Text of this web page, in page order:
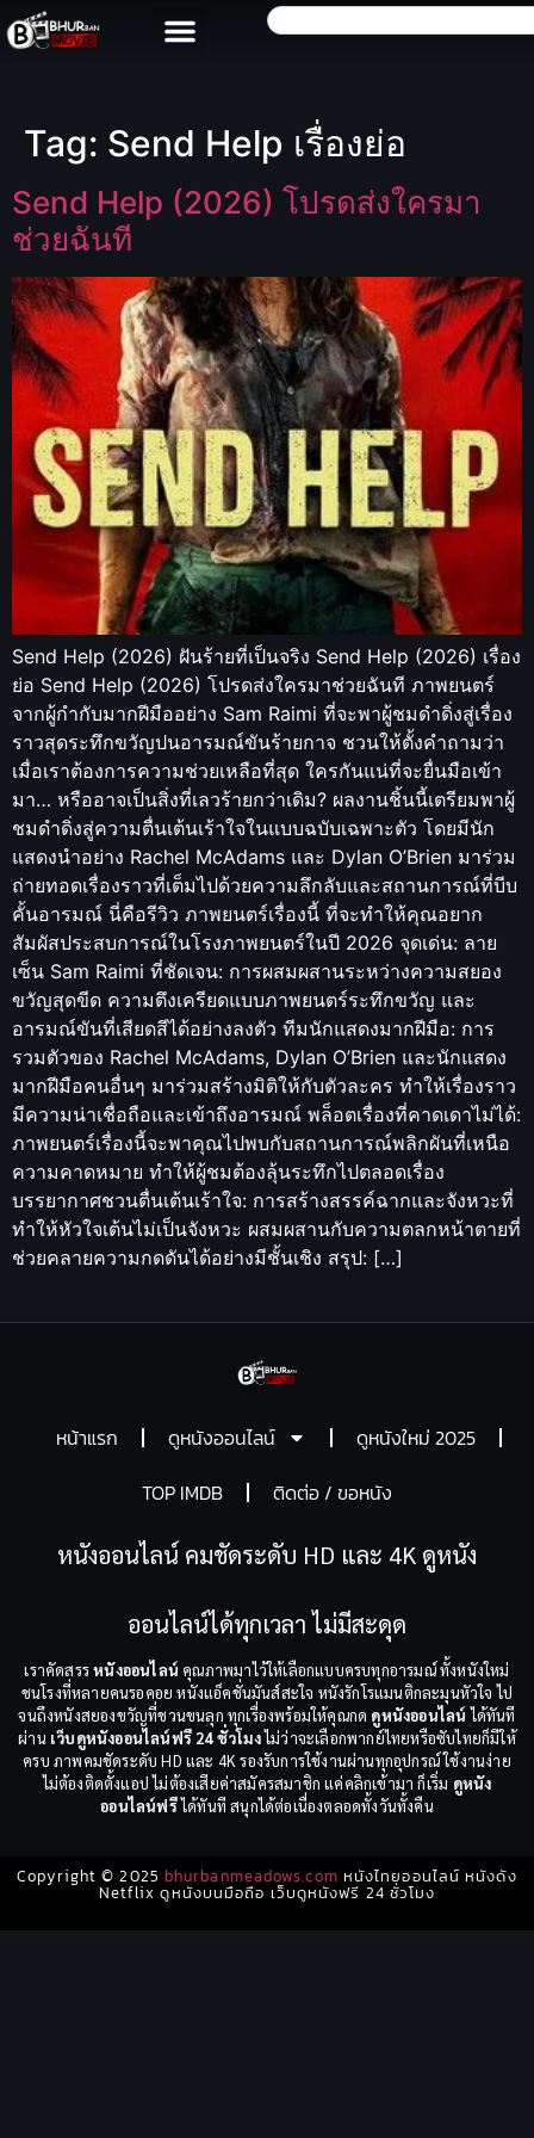
Tag: Send Help เรื่องย่อ
Send Help (2026) โปรดส่งใครมา
ช่วยฉันที
Send Help (2026) ฝันร้ายที่เป็นจริง Send Help (2026) เรื่อง
ย่อ Send Help (2026) โปรดส่งใครมาช่วยฉันที ภาพยนตร์
จากผู้กำกับมากฝีมืออย่าง Sam Raimi ที่จะพาผู้ชมดำดิ่งสู่เรื่อง
ราวสุดระทึกขวัญปนอารมณ์ขันร้ายกาจ ชวนให้ตั้งคำถามว่า
เมื่อเราต้องการความช่วยเหลือที่สุด ใครกันแน่ที่จะยื่นมือเข้า
มา… หรืออาจเป็นสิ่งที่เลวร้ายกว่าเดิม? ผลงานชิ้นนี้เตรียมพาผู้
ชมดำดิ่งสู่ความตื่นเต้นเร้าใจในแบบฉบับเฉพาะตัว โดยมีนัก
แสดงนำอย่าง Rachel McAdams และ Dylan O’Brien มาร่วม
ถ่ายทอดเรื่องราวที่เต็มไปด้วยความลึกลับและสถานการณ์ที่บีบ
คั้นอารมณ์ นี่คือรีวิว ภาพยนตร์เรื่องนี้ ที่จะทำให้คุณอยาก
สัมผัสประสบการณ์ในโรงภาพยนตร์ในปี 2026 จุดเด่น: ลาย
เซ็น Sam Raimi ที่ชัดเจน: การผสมผสานระหว่างความสยอง
ขวัญสุดขีด ความตึงเครียดแบบภาพยนตร์ระทึกขวัญ และ
อารมณ์ขันที่เสียดสีได้อย่างลงตัว ทีมนักแสดงมากฝีมือ: การ
รวมตัวของ Rachel McAdams, Dylan O’Brien และนักแสดง
มากฝีมือคนอื่นๆ มาร่วมสร้างมิติให้กับตัวละคร ทำให้เรื่องราว
มีความน่าเชื่อถือและเข้าถึงอารมณ์ พล็อตเรื่องที่คาดเดาไม่ได้:
ภาพยนตร์เรื่องนี้จะพาคุณไปพบกับสถานการณ์พลิกผันที่เหนือ
ความคาดหมาย ทำให้ผู้ชมต้องลุ้นระทึกไปตลอดเรื่อง
บรรยากาศชวนตื่นเต้นเร้าใจ: การสร้างสรรค์ฉากและจังหวะที่
ทำให้หัวใจเต้นไม่เป็นจังหวะ ผสมผสานกับความตลกหน้าตายที่
ช่วยคลายความกดดันได้อย่างมีชั้นเชิง สรุป: […]
หน้าแรก ดูหนังออนไลน์
ดูหนังใหม่ 2025
TOP IMDB
ติดต่อ / ขอหนัง
หนังออนไลน์ คมชัดระดับ HD และ 4K ดูหนัง
ออนไลน์ได้ทุกเวลา ไม่มีสะดุด
เราคัดสรรหนังออนไลน์ คุณภาพมาไว้ให้เลือกแบบครบทุกอารมณ์ ทั้งหนังใหม่
ชนโรงที่หลายคนรอคอย หนังแอ็คชั่นมันส์สะใจ หนังรักโรแมนติกละมุนหัวใจ ไป
จนถึงหนังสยองขวัญที่ชวนขนลุก ทุกเรื่องพร้อมให้คุณกด ดูหนังออนไลน์ ได้ทันที
ผ่าน เว็บดูหนังออนไลน์ฟรี 24 ชั่วโมงไม่ว่าจะเลือกพากย์ไทยหรือซับไทยก็มีให้
ครบ ภาพคมชัดระดับ HD และ 4K รองรับการใช้งานผ่านทุกอุปกรณ์ ใช้งานง่าย
ไม่ต้องติดตั้งแอป ไม่ต้องเสียค่าสมัครสมาชิก แค่คลิกเข้ามา ก็เริ่ม ดูหนัง
ออนไลน์ฟรีได้ทันที สนุกได้ต่อเนื่องตลอดทั้งวันทั้งคืน
Copyright © 2025 bhurbanmeadows.com หนังไทยออนไลน์ หนังดัง
Netflix ดูหนังบนมือถือ เว็บดูหนังฟรี 24 ชั่วโมง